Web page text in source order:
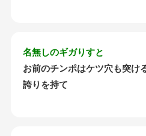
名無しのギガりすと
お前のチンポはケツ穴も突け
誇りを持て